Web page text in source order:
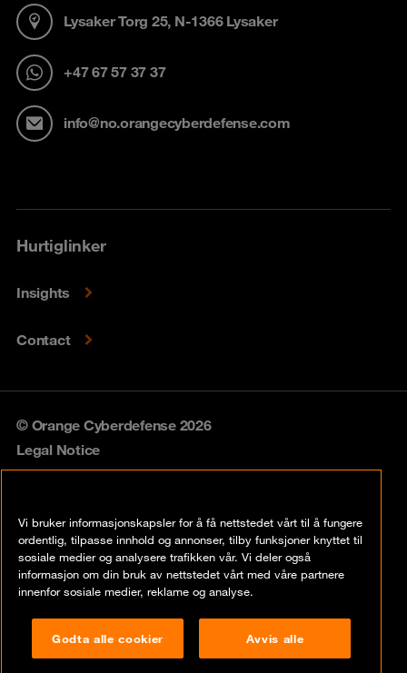
Lysaker Torg 25, N-1366 Lysaker
+47 67 57 37 37
info@no.orangecyberdefense.com
Hurtiglinker
Insights
Contact
© Orange Cyberdefense 2026
Legal Notice
Vulnerability policy
Cookie policy
Disclaimer
Vi bruker informasjonskapsler for å få nettstedet vårt til å fungere
ordentlig, tilpasse innhold og annonser, tilby funksjoner knyttet til
sosiale medier og analysere trafikken vår. Vi deler også
informasjon om din bruk av nettstedet vårt med våre partnere
innenfor sosiale medier, reklame og analyse.
Godta alle cookier Avvis alle